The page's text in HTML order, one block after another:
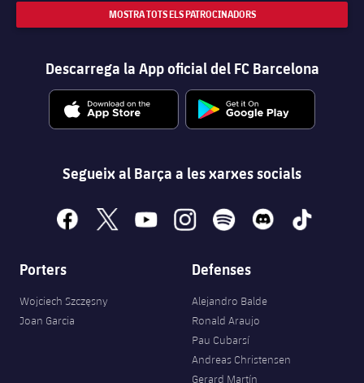
MOSTRA TOTS ELS PATROCINADORS
Descarrega la App oficial del FC Barcelona
Segueix al Barça a les xarxes socials
facebook
x youtubeinstagramspotify discord tiktok
Porters
Wojciech Szczęsny
Joan Garcia
Defenses
Alejandro Balde
Ronald Araujo
Pau Cubarsí
Andreas Christensen
Gerard Martín